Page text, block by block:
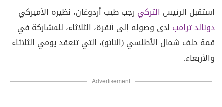
استقبل الرئيس التركي رجب طيب أردوغان، نظيره الأميركي
دونالد ترامب لدى وصوله إلى أنقرة، الثلاثاء، للمشاركة في
قمة حلف شمال الأطلسي (الناتو)، التي تنعقد يومي الثلاثاء
والأربعاء.
Advertisement